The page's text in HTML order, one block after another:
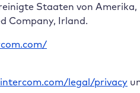
Staaten von Amerika,
Company, Irland.
legal/privacy